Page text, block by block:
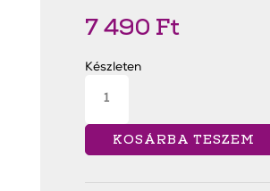
7 490 Ft
Készleten
Slim
mennyiség
KOSÁRBA TESZEM